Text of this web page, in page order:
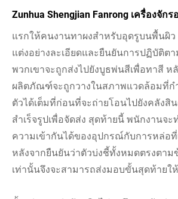
Zunhua Shengjian Fanrong เครื่องจักร
แรกให้คนงานทาผงสำหรับอุดรูบนพื้นผิว
แต่งอย่างละเอียดและยืนยันการปฏิบัติต
พวกเขาจะถูกส่งไปยังบูธพ่นสีเพื่อทาสี ห
ผลิตภัณฑ์จะถูกวางในสภาพแวดล้อมที่ก
ตัวได้เต็มที่ก่อนที่จะถ่ายโอนไปยังคลัง
สำเร็จรูปเพื่อจัดส่ง สุดท้ายนี้ พนักงานจ
ความเข้ากันได้ของอุปกรณ์กับการหล่อที่
หลังจากยืนยันว่าตัวบ่งชี้ทั้งหมดตรงตา
เท่านั้นจึงจะสามารถส่งมอบขั้นสุดท้ายใ